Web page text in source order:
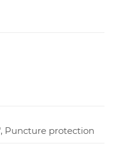
Puncture protection